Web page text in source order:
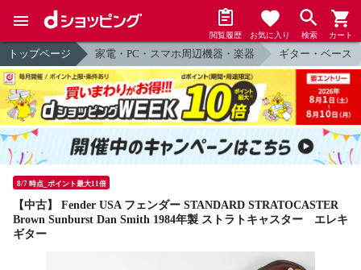
閲覧履歴 お気に入り 検索 カート
トップページ 家電・PC・スマホ周辺機器・楽器 ギター・ベース
8/7 時点_ポイント最大11倍
【中古】 Fender USA フェンダー STANDARD STRATOCASTER
Brown Sunburst Dan Smith 1984年製 ストラトキャスター エレキ
ギター